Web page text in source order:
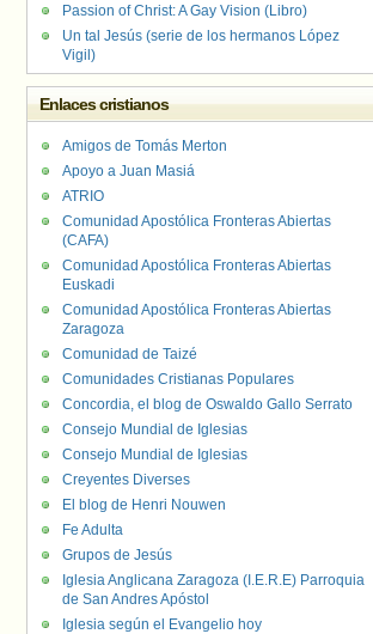
Passion of Christ: A Gay Vision (Libro)
Un tal Jesús (serie de los hermanos López
Vigil)
Enlaces cristianos
Amigos de Tomás Merton
Apoyo a Juan Masiá
ATRIO
Comunidad Apostólica Fronteras Abiertas
(CAFA)
Comunidad Apostólica Fronteras Abiertas
Euskadi
Comunidad Apostólica Fronteras Abiertas
Zaragoza
Comunidad de Taizé
Comunidades Cristianas Populares
Concordia, el blog de Oswaldo Gallo Serrato
Consejo Mundial de Iglesias
Consejo Mundial de Iglesias
Creyentes Diverses
El blog de Henri Nouwen
Fe Adulta
Grupos de Jesús
Iglesia Anglicana Zaragoza (I.E.R.E) Parroquia
de San Andres Apóstol
Iglesia según el Evangelio hoy